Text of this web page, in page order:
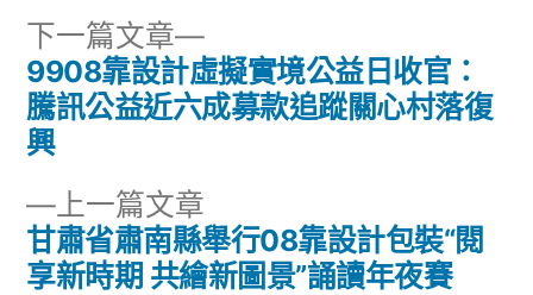
文
章
導
覽
上一篇文章
一
篇
甘肅省肅南縣舉行08靠設計包裝“閱
享新時期 共繪新圖景”誦讀年夜賽
下一篇文章
下
一
篇
9908靠設計虛擬實境公益日收官：
騰訊公益近六成募款追蹤關心村落復
興